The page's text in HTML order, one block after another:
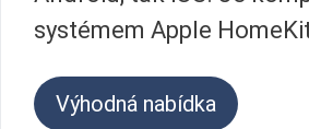
systémem Apple
Výhodná nabídka